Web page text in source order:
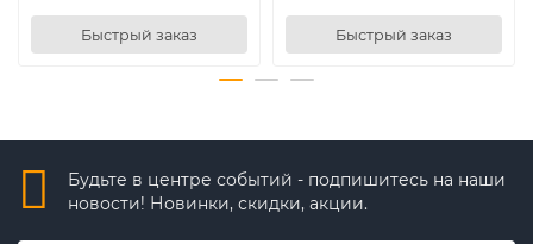
Быстрый заказ Быстрый заказ
Будьте в центре событий - подпишитесь на наши
новости! Новинки, скидки, акции.